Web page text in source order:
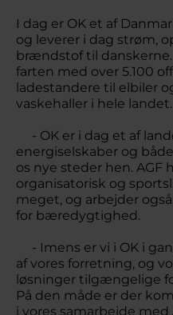
I dag er OK et af
og leverer i dag strøm,
brændstof til
farten med over 5.100
ladestandere til elbiler
vaskehaller i hele landet.
- OK er i dag et af
energiselskaber og
os nye steder hen. AGF
organisatorisk og
meget, og arbejder
for bæredygtighed.
- Imens er vi i OK i
af vores forretning, og
løsninger tilgængelige
På den måde er der
i vores samarbejde med